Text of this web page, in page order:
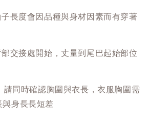
長度會因品種與身材因素而有穿著
交接處開始，丈量到尾巴起始部位
請同時確認胸圍與衣長，衣服胸圍需
與身長長短差